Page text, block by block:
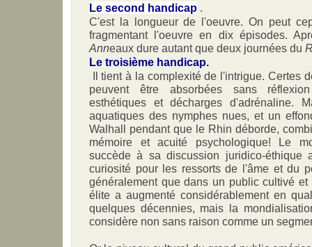
Le second handicap .
C'est la longueur de l'oeuvre. On peut
fragmentant l'oeuvre en dix épisodes.
Anneaux dure autant que deux journées du
Le troisième handicap.
Il tient à la complexité de l'intrigue. Certes
peuvent être absorbées sans
esthétiques et décharges d'adrénaline.
aquatiques des nymphes nues, et un
Walhall pendant que le Rhin déborde,
mémoire et acuité psychologique! Le
succède à sa discussion juridico-éthique
curiosité pour les ressorts de l'âme et du
généralement que dans un public cultivé et
élite a augmenté considérablement en
quelques décennies, mais la
considère non sans raison comme un